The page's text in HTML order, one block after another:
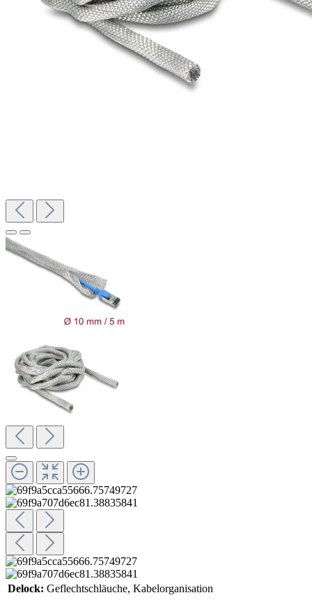
Delock: Geflechtschläuche, Kabelorganisation